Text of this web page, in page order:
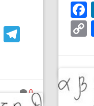
Evernote
Telegram
0